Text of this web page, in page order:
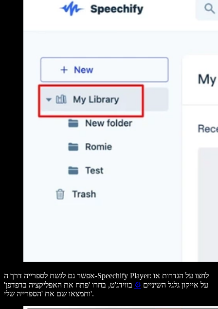
אפשר גם לגשת לספרייה דרך ה-Speechify Player: לחצו על הגדרות או
על אייקון גלגל השיניים ⚙️ בווידג'ט, בחרו 'פתח את האפליקציה בדפדפן'
ותמצאו שם את 'הספרייה שלי'.